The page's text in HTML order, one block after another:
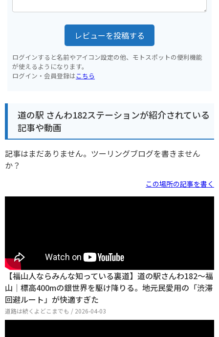
レビューを投稿する
ログインすると名前やアイコン設定の他、モトスポットの便利機能
が使えるようになります。
ログイン・会員登録はこちら
道の駅 さんわ182ステーションが紹介されている
記事や動画
記事はまだありません。ツーリングブログを書きません
か？
この場所の記事を書く
【福山人ならみんな知っている裏道】道の駅さんわ182〜福
山｜標高400mの銀世界を駆け降りる。地元民愛用の「渋滞
回避ルート」が快適すぎた
道路は続くよどこまでも / 2026-04-03